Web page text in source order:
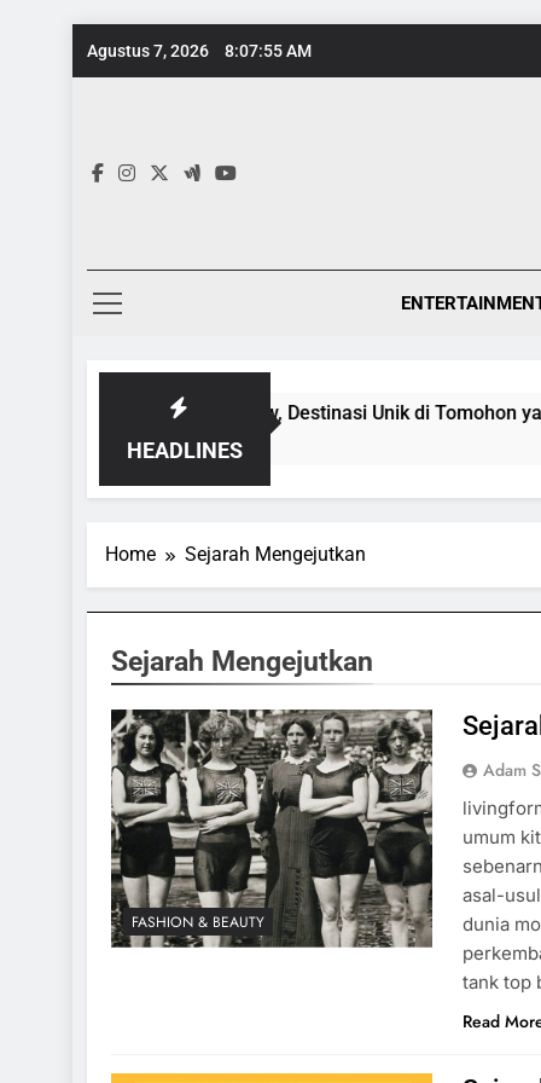
Agustus 7, 2026 8:07:56 AM
HEADLINES
Warni Danau Linow, Destinasi Unik di Tomohon yang
Home Sejarah Mengejutkan
Sejarah Mengejutkan
FASHION & BEAUTY
Adam
umum
asal-
dunia
tank top
Read